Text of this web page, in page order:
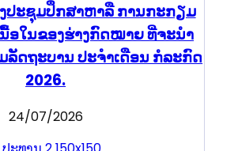
ປະຊຸມປຶກສາຫາລື ການກະກຽມ
ອໃນຂອງຮ່າງກົດໝາຍ ທີ່ຈະນໍາ
ລັດຖະບານ ປະຈໍາເດືອນ ກໍລະກົດ
2026.
24/07/2026